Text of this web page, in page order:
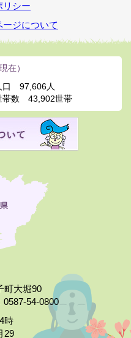
リシー
ジについて
町大堀90
54-0800
時
29
在）
口
97,606人
帯数
43,902世帯